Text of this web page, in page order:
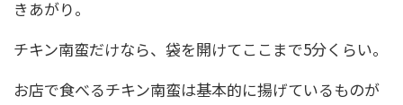
きあがり。
チキン南蛮だけなら、袋を開けてここまで5分くらい。
お店で食べるチキン南蛮は基本的に揚げているものが